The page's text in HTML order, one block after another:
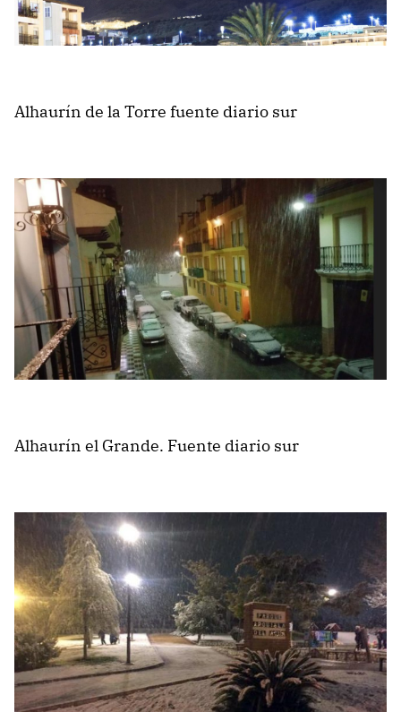
Alhaurín de la Torre fuente diario sur
Alhaurín el Grande. Fuente diario sur